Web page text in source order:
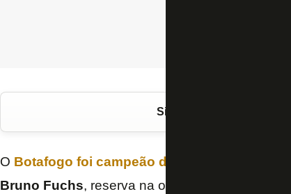
Siga o FogãoNET
O Botafogo foi campeão da
Bruno Fuchs, reserva na ocasião. O zagueiro